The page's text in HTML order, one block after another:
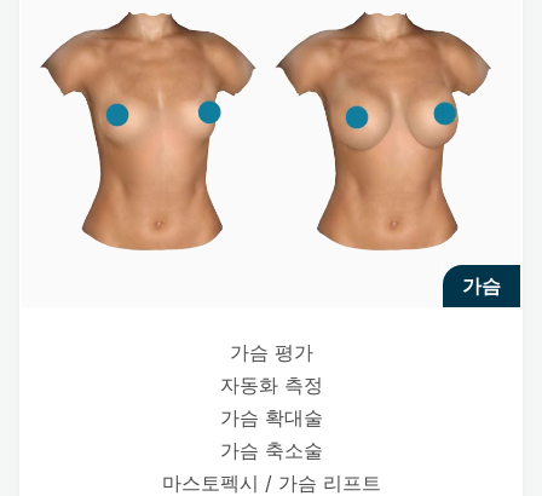
가슴
가슴 평가
자동화 측정
가슴 확대술
가슴 축소술
마스토펙시 / 가슴 리프트